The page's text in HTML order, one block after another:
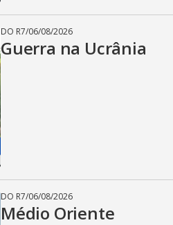
DO R7/06/08/2026
Guerra na Ucrânia
DO R7/06/08/2026
Médio Oriente